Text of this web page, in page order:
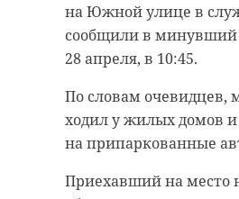
на Южной улице в
сообщили в минувший
28 апреля, в 10:45.
По словам очевидцев,
ходил у жилых домов и
на припаркованные
Приехавший на место